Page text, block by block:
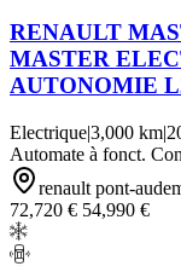
RENAULT
MASTER
AUTONOMIE
Electrique|3,000 km|
Automate à fonct.
renault pont-
72,720 € 54,990 €